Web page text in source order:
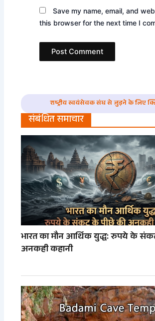
Save my name, email, and
this browser for the next time I
राष्ट्रीय स्वयंसेवक संघ से जुड़ने के लिए
संबंधित समाचार
भारत का मौन आर्थिक युद्ध: रुपये के
अनकही कहानी